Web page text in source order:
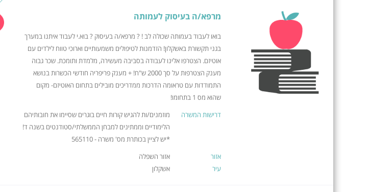
מרפא/ה בעיסוק לעמותה
בואו לעבוד בעמותה שכולה לב ! ? מרפא/ה בעיסוק ? בוא.י לעבוד איתנו במערך
בגני תקשורת באשקלון! הזדמנות לטיפולים משמעותיים וארוכי טווח לילדים עם
אוטיזם. הצטרפו אלינו לעבודה בסביבה מעשירה, מלמדת ותומכת. שכר גבוה
מענק הצטרפות על סך 2000 ש"ח! + מענק פריפריה חודשי הכשרות בנושא
התמודדות עם טראומה הדרכות ממדריכים מובילים בתחום האוטיזם- מקום
שהוא מס 1 בתחומו!
דרישות המשרה
מוזמנים/ות להגיש קורות חיים בוגרים שסיימו את חובותיהם
הלימודיים וממתינים למבחן הממשלתי/סטודנטים בשנה ד!
*יש לציין בכותרת מס' משרה - 565110
אזור
אזור השפלה
עיר
אשקלון